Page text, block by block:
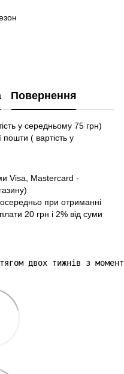
Повернення
у середньому 75 грн)
( вартість у
Visa, Mastercard -
при отриманні
20 грн і 2% від суми
двох тижнів з